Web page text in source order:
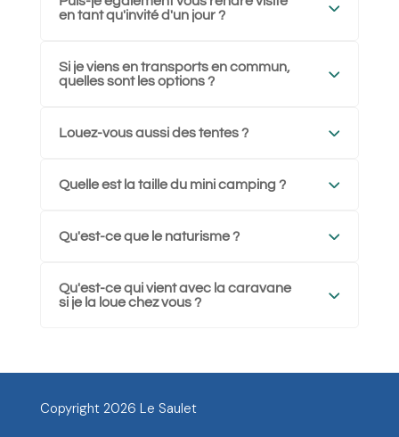
en tant qu'invité d'un jour ?
Si je viens en transports en commun,
quelles sont les options ?
Louez-vous aussi des tentes ?
Quelle est la taille du mini camping ?
Qu'est-ce que le naturisme ?
Qu'est-ce qui vient avec la caravane
si je la loue chez vous ?
Copyright 2026 Le Saulet